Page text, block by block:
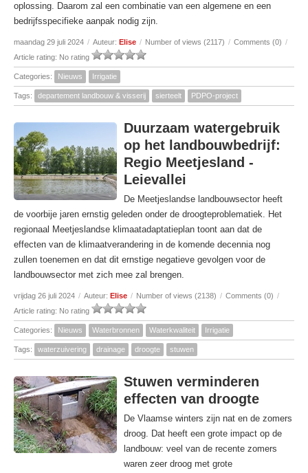
oplossing. Daarom zal een combinatie van een algemene en een
bedrijfsspecifieke aanpak nodig zijn.
maandag 29 juli 2024 / Auteur: Elise / Number of views (2117) / Comments (0) /
Article rating: No rating
Categories: Nieuws Irrigatie
Tags: departement landbouw & visserij sierteelt PDPO-project
Duurzaam watergebruik
op het landbouwbedrijf:
Regio Meetjesland -
Leievallei
De Meetjeslandse landbouwsector heeft
de voorbije jaren ernstig geleden onder de droogteproblematiek. Het
regionaal Meetjeslandse klimaatadaptatieplan toont aan dat de
effecten van de klimaatverandering in de komende decennia nog
zullen toenemen en dat dit ernstige negatieve gevolgen voor de
landbouwsector met zich mee zal brengen.
vrijdag 26 juli 2024 / Auteur: Elise / Number of views (2138) / Comments (0) /
Article rating: No rating
Categories: Nieuws Waterbronnen Waterkwaliteit Irrigatie
Tags: waterzuivering drainage droogte stuwen
Stuwen verminderen
effecten van droogte
De Vlaamse winters zijn nat en de zomers
droog. Dat heeft een grote impact op de
landbouw: veel van de recente zomers
waren zeer droog met grote